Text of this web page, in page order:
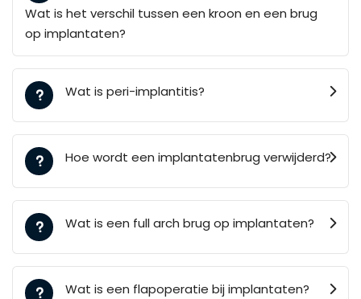
Wat is het verschil tussen een kroon en een brug
op implantaten?
Wat is peri-implantitis?
Hoe wordt een implantatenbrug verwijderd?
Wat is een full arch brug op implantaten?
Wat is een flapoperatie bij implantaten?